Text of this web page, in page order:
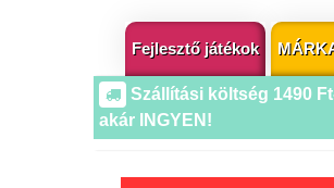
Fejlesztő játékok
Szállítási költség 1490
akár INGYEN!